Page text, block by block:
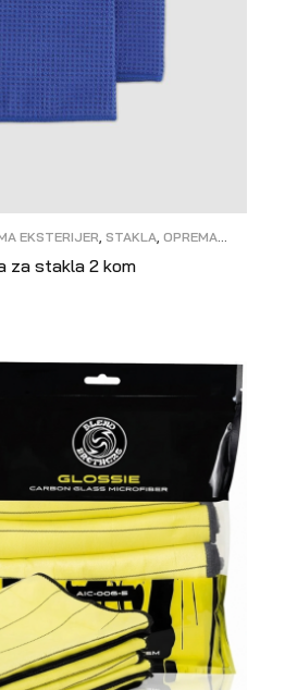
EKSTERIJER, STAKLA, OPREMA
za stakla 2 kom